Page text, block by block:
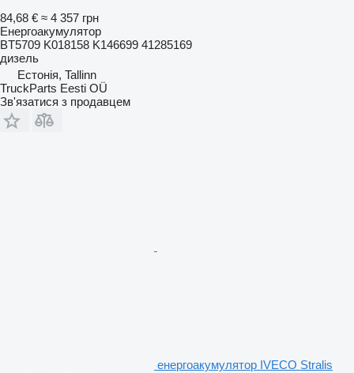
84,68 € ≈ 4 357 грн
Енергоакумулятор
BT5709 K018158 K146699 41285169
дизель
Естонія, Tallinn
TruckParts Eesti OÜ
Зв'язатися з продавцем
енергоакумулятор IVECO Stralis